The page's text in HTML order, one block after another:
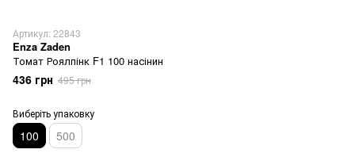
Артикул: 22843
Enza Zaden
Томат Роялпінк F1 100 насінин
436 грн 495 грн
Виберіть упаковку
100 500